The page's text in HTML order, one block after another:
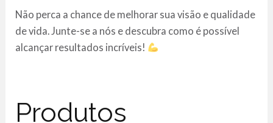
Não perca a chance de melhorar sua visão e qualidade
de vida. Junte-se a nós e descubra como é possível
alcançar resultados incríveis!
Produtos